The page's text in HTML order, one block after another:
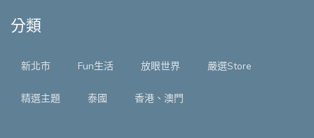
分類
新北市 Fun生活 放眼世界 嚴選Store
精選主題 泰國 香港、澳門